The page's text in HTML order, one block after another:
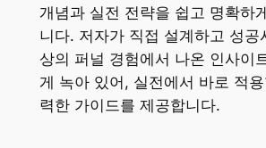
개념과 실전 전략을 쉽고 명확하
니다. 저자가 직접 설계하고 성
상의 퍼널 경험에서 나온 인사이
게 녹아 있어, 실전에서 바로 적
력한 가이드를 제공합니다.